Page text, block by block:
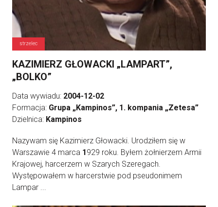
strzelec
KAZIMIERZ GŁOWACKI „LAMPART”,
„BOLKO”
Data wywiadu: 2004-12-02
Formacja: Grupa „Kampinos”, 1. kompania „Zetesa”
Dzielnica: Kampinos
Nazywam się Kazimierz Głowacki. Urodziłem się w
Warszawie 4 marca 1929 roku. Byłem żołnierzem Armii
Krajowej, harcerzem w Szarych Szeregach.
Występowałem w harcerstwie pod pseudonimem
Lampar ...